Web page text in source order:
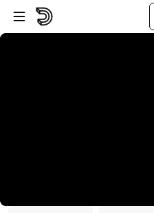
Passer au player
Passer au contenu principal